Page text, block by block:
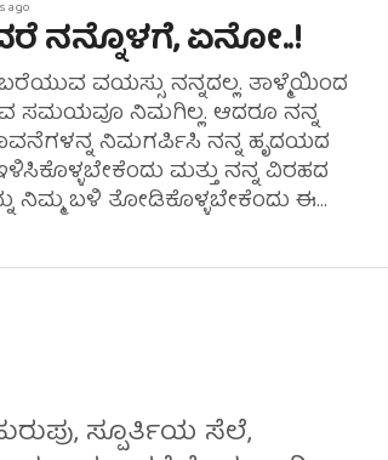
ago
ನನ್ನೊಳಗೆ, ಏನೋ..!
ವಯಸ್ಸು ನನ್ನದಲ್ಲ. ತಾಳ್ಮೆಯಿಂದ
ಸಮಯವೂ ನಿಮಗಿಲ್ಲ. ಆದರೂ ನನ್ನ
ನಿಮಗರ್ಪಿಸಿ ನನ್ನ ಹೃದಯದ
ಮತ್ತು ನನ್ನ ವಿರಹದ
ನಿಮ್ಮ ಬಳಿ ತೋಡಿಕೊಳ್ಳಬೇಕೆಂದು ಈ...
ಸ್ಪೂರ್ತಿಯ ಸೆಲೆ,